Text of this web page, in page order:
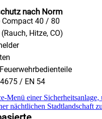
nach Norm
Compact 40 / 80
Hitze, CO)
/ EN 54